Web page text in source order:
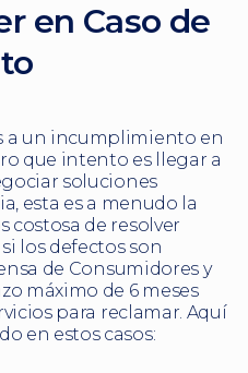
en Caso de
a un incumplimiento en
que intento es llegar a
soluciones
esta es a menudo la
costosa de resolver
los defectos son
de Consumidores y
máximo de 6 meses
para reclamar. Aquí
en estos casos: